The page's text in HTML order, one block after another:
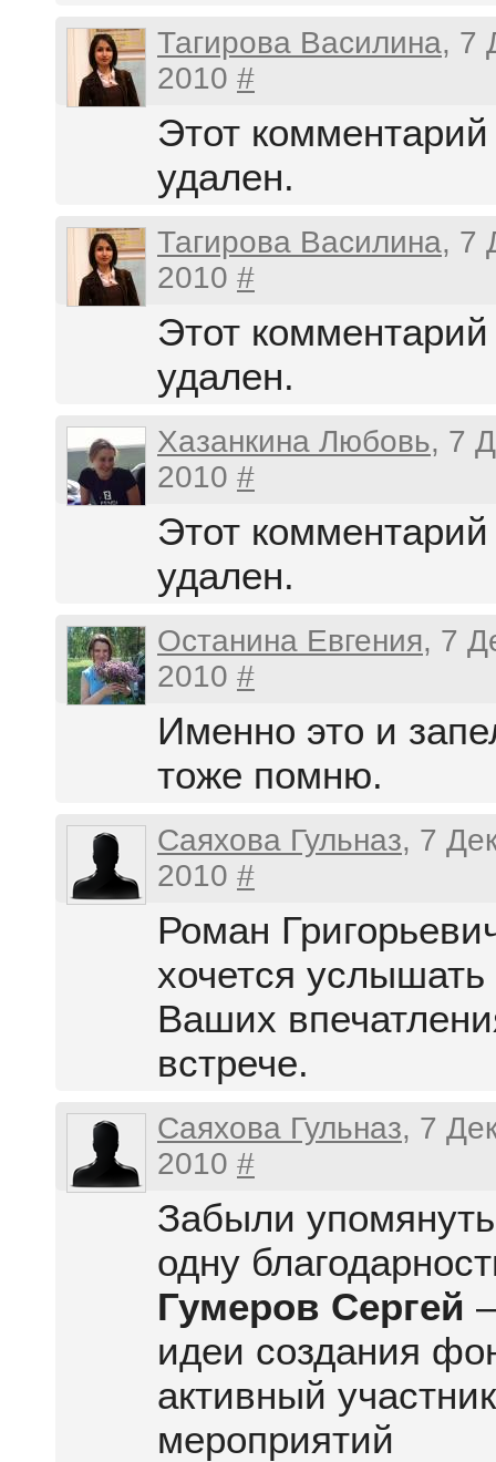
Тагирова Василина, 7
2010 #
Этот
удален.
Тагирова Василина, 7
2010 #
Этот
удален.
Хазанкина Любовь, 7
2010 #
Этот
удален.
Останина Евгения, 7
2010 #
Именно это и
тоже помню.
Саяхова Гульназ, 7
2010 #
Роман
хочется услышать
Ваших
встрече.
Саяхова Гульназ, 7
2010 #
Забыли
одну
Гумеров Сергей
идеи создания
активный
мероприятий